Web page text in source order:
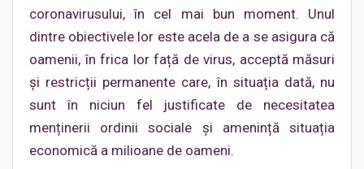
coronavirusului, în cel mai bun moment. Unul
dintre obiectivele lor este acela de a se asigura că
oamenii, în frica lor față de virus, acceptă măsuri
și restricții permanente care, în situația dată, nu
sunt în niciun fel justificate de necesitatea
menținerii ordinii sociale și amenință situația
economică a milioane de oameni.